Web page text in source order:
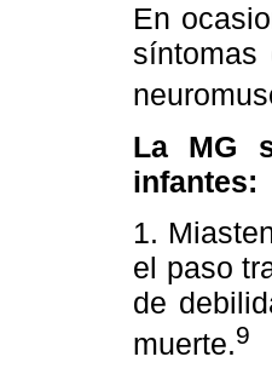
En
síntomas
La MG
infantes:
1.
el paso
de
muerte.9